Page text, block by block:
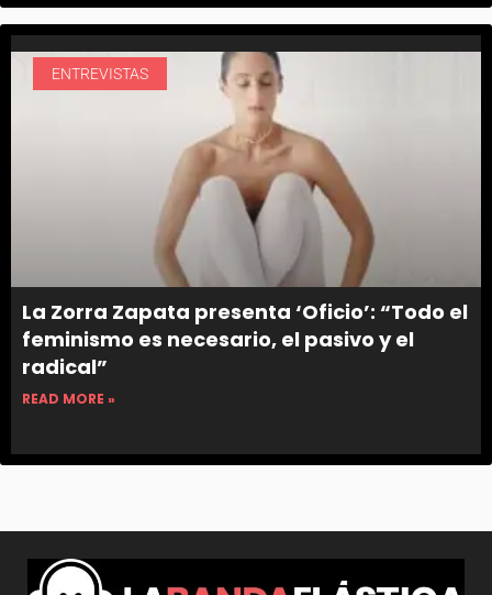
ENTREVISTAS
La Zorra Zapata presenta ‘Oficio’: “Todo el
feminismo es necesario, el pasivo y el
radical”
READ MORE »